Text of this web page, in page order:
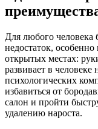
Для любого человека
недостаток,
открытых местах:
развивает в человеке
психологических
избавиться от
салон и пройти
удалению нароста.